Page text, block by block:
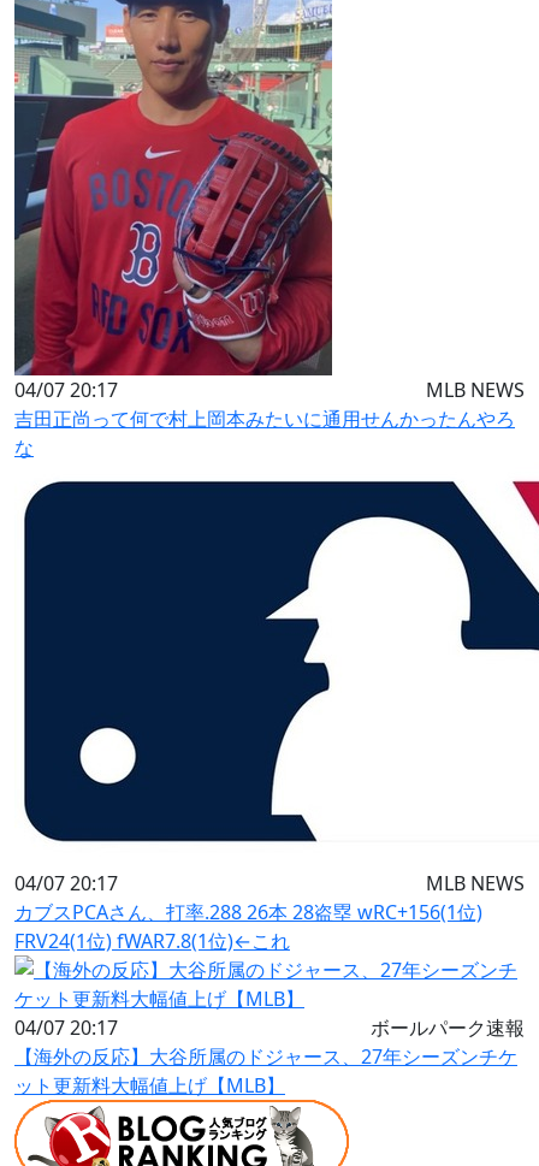
04/07 20:17
MLB NEWS
吉田正尚って何で村上岡本みたいに通用せんかったんやろ
な
04/07 20:17
MLB NEWS
カブスPCAさん、打率.288 26本 28盗塁 wRC+156(1位)
FRV24(1位) fWAR7.8(1位)←これ
04/07 20:17
ボールパーク速報
【海外の反応】大谷所属のドジャース、27年シーズンチケ
ット更新料大幅値上げ【MLB】